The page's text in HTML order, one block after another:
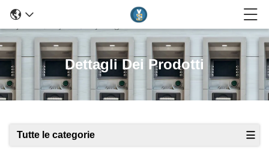
Dettagli Dei Prodotti
Tutte le categorie